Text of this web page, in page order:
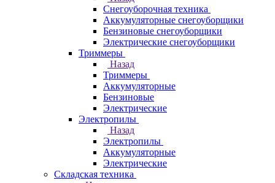
Снегоуборочная техника
Аккумуляторные снегоуборщики
Бензиновые снегоуборщики
Электрические снегоуборщики
Триммеры
Назад
Триммеры
Аккумуляторные
Бензиновые
Электрические
Электропилы
Назад
Электропилы
Аккумуляторные
Электрические
Складская техника